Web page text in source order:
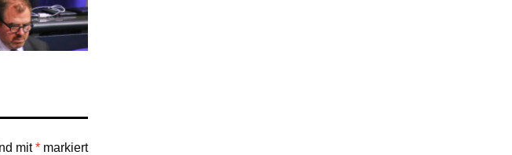
mit* markiert